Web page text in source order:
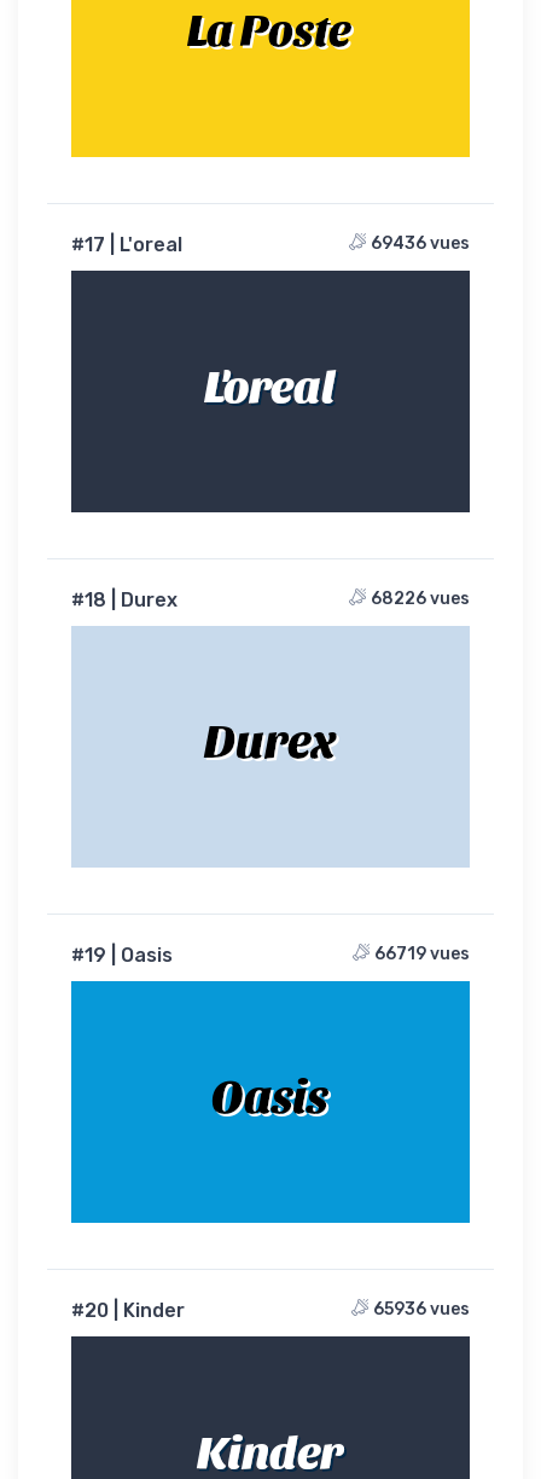
La Poste
#17 | L'oreal 69436 vues
L'oreal
#18 | Durex 68226 vues
Durex
#19 | Oasis 66719 vues
Oasis
#20 | Kinder 65936 vues
Kinder